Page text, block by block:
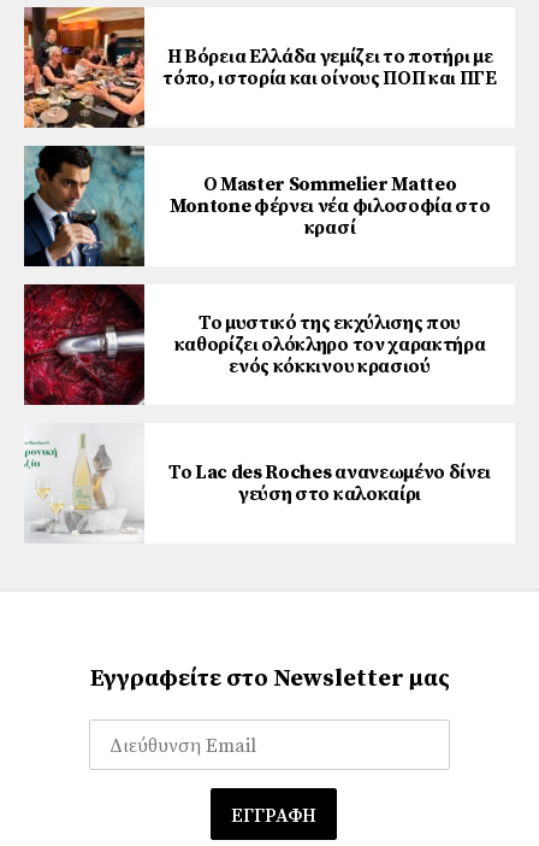
Η Βόρεια Ελλάδα γεμίζει το ποτήρι με
τόπο, ιστορία και οίνους ΠΟΠ και ΠΓΕ
Ο Master Sommelier Matteo
Montone φέρνει νέα φιλοσοφία στο
κρασί
Το μυστικό της εκχύλισης που
καθορίζει ολόκληρο τον χαρακτήρα
ενός κόκκινου κρασιού
Το Lac des Roches ανανεωμένο δίνει
γεύση στο καλοκαίρι
Εγγραφείτε στο Newsletter μας